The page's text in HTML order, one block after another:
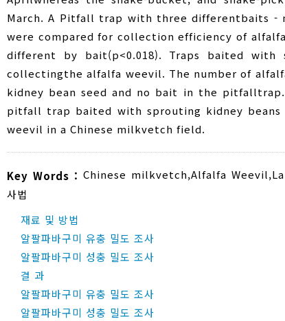
March. A Pitfall trap with three differentbaits -
were compared for collection efficiency of
different by bait(p<0.018). Traps baited
collectingthe alfalfa weevil. The number of
kidney bean seed and no bait in the
pitfall trap baited with sprouting kidney
weevil in a Chinese milkvetch field.
Key Words : Chinese milkvetch,Alfalfa Weevil,
사법
재료 및 방법
알팔파바구미 유충 밀도 조사
알팔파바구미 성충 밀도 조사
결 과
알팔파바구미 유충 밀도 조사
알팔파바구미 성충 밀도 조사